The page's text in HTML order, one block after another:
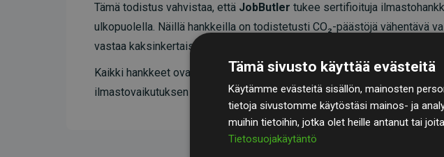
Tämä todistus vahvistaa, että JobButler tukee sertifioituja
ulkopuolella. Näillä hankkeilla on todistetusti CO₂-päästöjä vähentävä
vastaa kaksinkertaista määrää verkkosivuston arvioituihin päästöihin
Kaikki hankkeet ovat
Gold Standardinsertifioimia, mikä takaa korkean
ilmastovaikutuksen ja täyden läpinäkyvyyden. Lue lisää yksittäisistä
Tämä sivusto käyttää evästeitä
Käytämme evästeitä sisällön, mainosten
tietoja sivustomme käytöstäsi mainos- ja
muihin tietoihin, jotka olet heille antanut tai
Tietosuojakäytäntö